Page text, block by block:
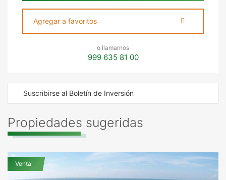
Agregar a favoritos
o llamarnos
999 635 81 00
Suscribirse al Boletín de Inversión
Propiedades sugeridas
Venta